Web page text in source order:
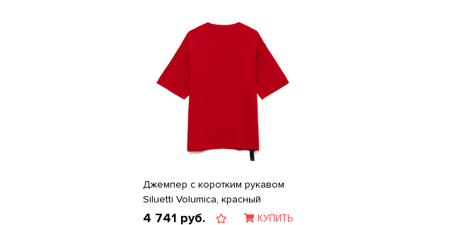
Джемпер с коротким рукавом
Siluetti Volumica, красный
4 741 руб. КУПИТЬ